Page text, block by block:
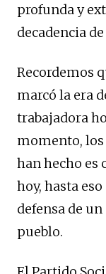
profunda y
decadencia
Recordemos
marcó la era
trabajadora
momento,
han hecho es
hoy, hasta
defensa de
pueblo.